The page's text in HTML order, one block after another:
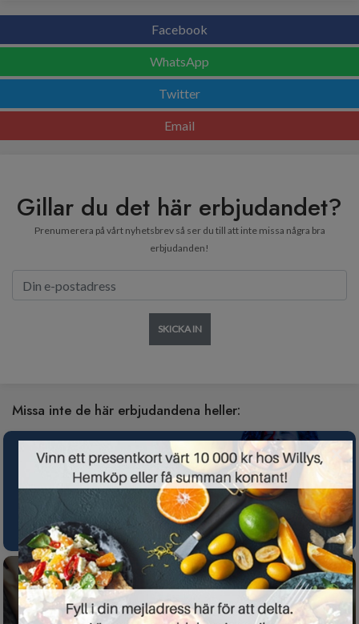
Facebook
WhatsApp
Twitter
Email
Gillar du det här erbjudandet?
Prenumerera på vårt nyhetsbrev så ser du till att inte missa några bra
erbjudanden!
SKICKA IN
Missa inte de här erbjudandena heller:
Spotify Premium nu gratis i 3 månader för
nya kunder